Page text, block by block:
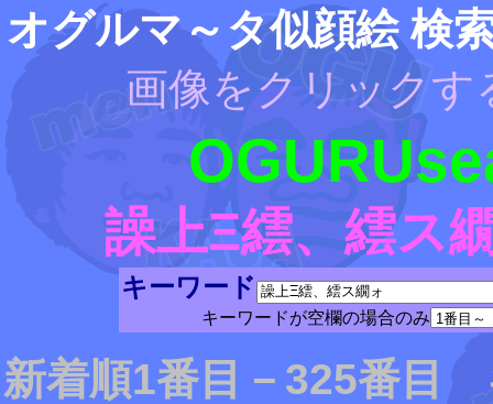
オグルマ～タ似顔絵 検
画像をクリックす
譟上Ξ繧、繧ス
キーワード
キーワードが空欄の場合のみ
新着順1番目－325番目